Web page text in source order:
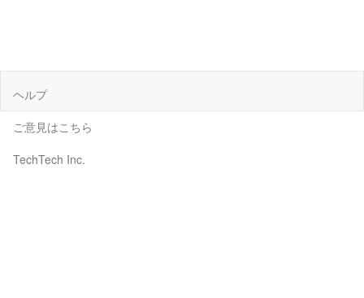
ヘルプ
ご意見はこちら
TechTech Inc.